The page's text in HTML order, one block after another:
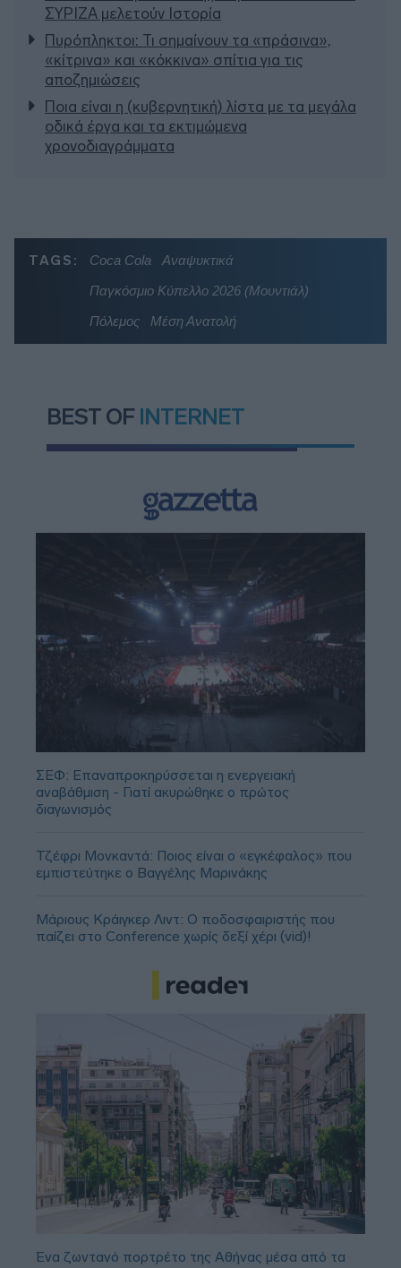
ΣΥΡΙΖΑ μελετούν Ιστορία
Πυρόπληκτοι: Τι σημαίνουν τα «πράσινα»,
«κίτρινα» και «κόκκινα» σπίτια για τις
αποζημιώσεις
Ποια είναι η (κυβερνητική) λίστα με τα μεγάλα
οδικά έργα και τα εκτιμώμενα
χρονοδιαγράμματα
TAGS: Coca Cola
Αναψυκτικά
Παγκόσμιο Κύπελλο 2026 (Μουντιάλ)
Πόλεμος
Μέση Ανατολή
BEST OF INTERNET
ΣΕΦ: Επαναπροκηρύσσεται η ενεργειακή
αναβάθμιση - Γιατί ακυρώθηκε ο πρώτος
διαγωνισμός
Τζέφρι Μονκαντά: Ποιος είναι ο «εγκέφαλος» που
εμπιστεύτηκε ο Βαγγέλης Μαρινάκης
Μάριους Κράιγκερ Λιντ: Ο ποδοσφαιριστής που
παίζει στο Conference χωρίς δεξί χέρι (vid)!
Ένα ζωντανό πορτρέτο της Αθήνας μέσα από τα